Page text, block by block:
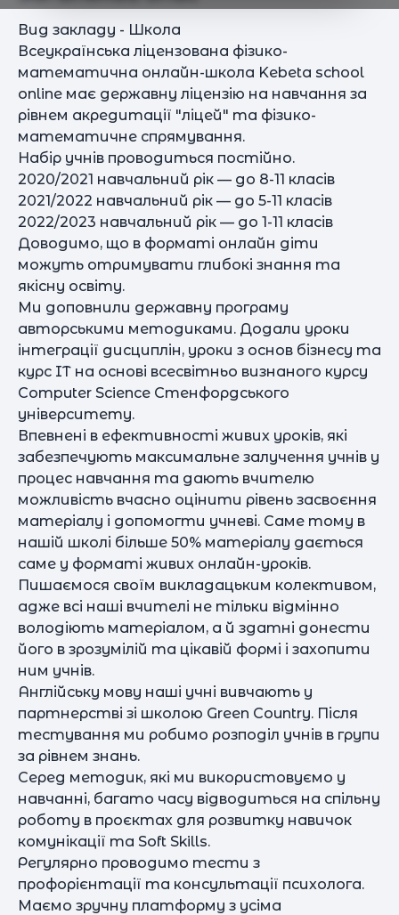
Вид закладу - Школа
Всеукраїнська ліцензована фізико-
математична онлайн-школа Kebeta school
online має державну ліцензію на навчання за
рівнем акредитації "ліцей" та фізико-
математичне спрямування.
Набір учнів проводиться постійно.
2020/2021 навчальний рік — до 8-11 класів
2021/2022 навчальний рік — до 5-11 класів
2022/2023 навчальний рік — до 1-11 класів
Доводимо, що в форматі онлайн діти
можуть отримувати глибокі знання та
якісну освіту.
Ми доповнили державну програму
авторськими методиками. Додали уроки
інтеграції дисциплін, уроки з основ бізнесу та
курс IT на основі всесвітньо визнаного курсу
Computer Science Стенфордського
університету.
Впевнені в ефективності живих уроків, які
забезпечують максимальне залучення учнів у
процес навчання та дають вчителю
можливість вчасно оцінити рівень засвоєння
матеріалу і допомогти учневі. Саме тому в
нашій школі більше 50% матеріалу дається
саме у форматі живих онлайн-уроків.
Пишаємося своїм викладацьким колективом,
адже всі наші вчителі не тільки відмінно
володіють матеріалом, а й здатні донести
його в зрозумілій та цікавій формі і захопити
ним учнів.
Англійську мову наші учні вивчають у
партнерстві зі школою Green Country. Після
тестування ми робимо розподіл учнів в групи
за рівнем знань.
Серед методик, які ми використовуємо у
навчанні, багато часу відводиться на спільну
роботу в проєктах для розвитку навичок
комунікації та Soft Skills.
Регулярно проводимо тести з
профорієнтації та консультації психолога.
Маємо зручну платформу з усіма